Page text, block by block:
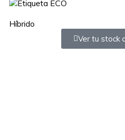
Híbrido
Ver tu stock